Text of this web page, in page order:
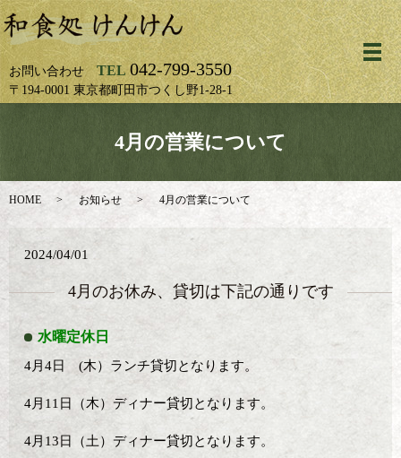
お問い合わせTEL 042-799-3550
〒194-0001 東京都町田市つくし野1-28-1
メ
4月の営業について
HOME お知らせ 4月の営業について
2024/04/01
4月のお休み、貸切は下記の通りです
水曜定休日
4月4日 (木）ランチ貸切となります。
4月11日（木）ディナー貸切となります。
4月13日（土）ディナー貸切となります。